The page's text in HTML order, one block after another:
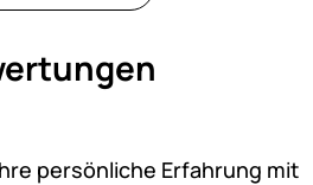
persönliche Erfahrung mit